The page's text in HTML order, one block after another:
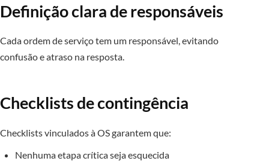
Definição clara de responsáveis
Cada ordem de serviço tem um responsável, evitando
confusão e atraso na resposta.
Checklists de contingência
Checklists vinculados à OS garantem que:
Nenhuma etapa crítica seja esquecida